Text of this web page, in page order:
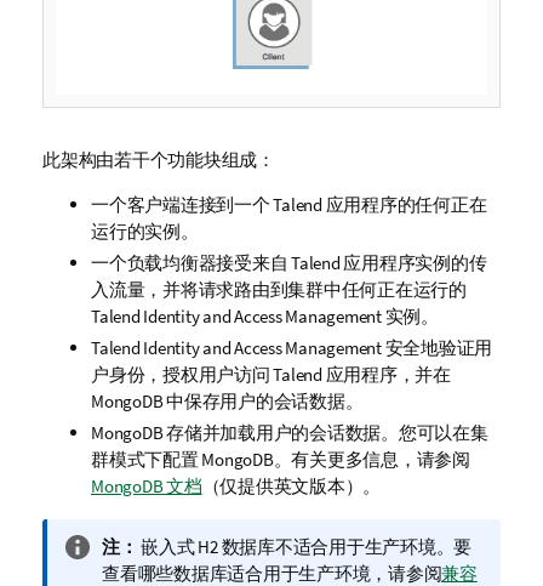
此架构由若干个功能块组成：
一个客户端连接到一个Talend 应用程序的任何正在
运行的实例。
一个负载均衡器接受来自 Talend 应用程序实例的传
入流量，并将请求路由到集群中任何正在运行的
Talend Identity and Access Management实例。
Talend Identity and Access Management安全地验证用
户身份，授权用户访问Talend 应用程序，并在
MongoDB 中保存用户的会话数据。
MongoDB 存储并加载用户的会话数据。您可以在集
群模式下配置 MongoDB。有关更多信息，请参阅
MongoDB 文档 （仅提供英文版本） 。
信
息
注： 嵌入式 H2 数据库不适合用于生产环境。要
查看哪些数据库适合用于生产环境，请参阅兼容